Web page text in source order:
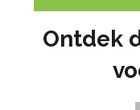
Ontdek